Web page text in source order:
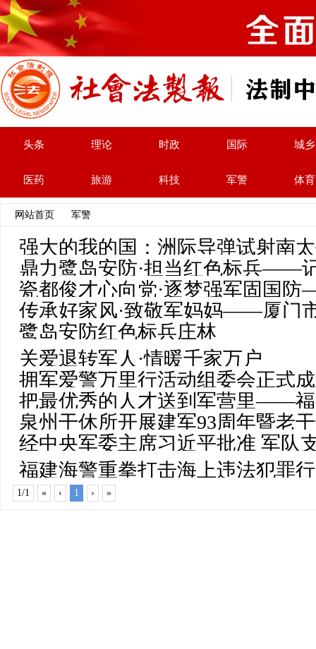
头条 理论 时政 国际 城乡
医药 旅游 科技 军警 体育
网站首页 军警
强大的我的国：洲际导弹试射南
鼎力鹭岛安防·担当红色标兵——
瓷都俊才心向党·逐梦强军固国
100周年暨德化县主题征兵宣传系
传承好家风·致敬军妈妈——厦门
亲节主题活动
鹭岛安防红色标兵庄林
关爱退转军人·情暖千家万户
拥军爱警万里行活动组委会正式
把最优秀的人才送到军营里——
活动
泉州干休所开展建军93周年暨老
经中央军委主席习近平批准 军队
务回撤
福建海警重拳打击海上违法犯罪
1/1 « ‹ 1 › »